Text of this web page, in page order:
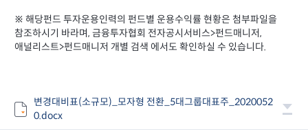
※ 해당펀드 투자운용인력의 펀드별 운용수익률 현황은 첨부파일을
참조하시기 바라며, 금융투자협회 전자공시서비스>펀드매니저,
애널리스트>펀드매니저 개별 검색 에서도 확인하실 수 있습니다.
변경대비표(소규모)_모자형 전환_5대그룹대표주_2020052
0.docx